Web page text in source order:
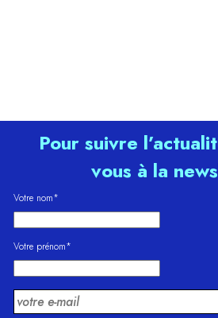
Pour suivre
vous à la
Votre nom*
Votre prénom*